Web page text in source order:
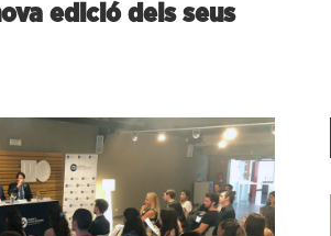
edició dels seus